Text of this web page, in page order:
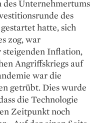
des Unternehmertums
des
hatte, sich
zog, war
Inflation,
Angriffskriegs auf
war die
getrübt. Dies wurde
die Technologie
Zeitpunkt noch